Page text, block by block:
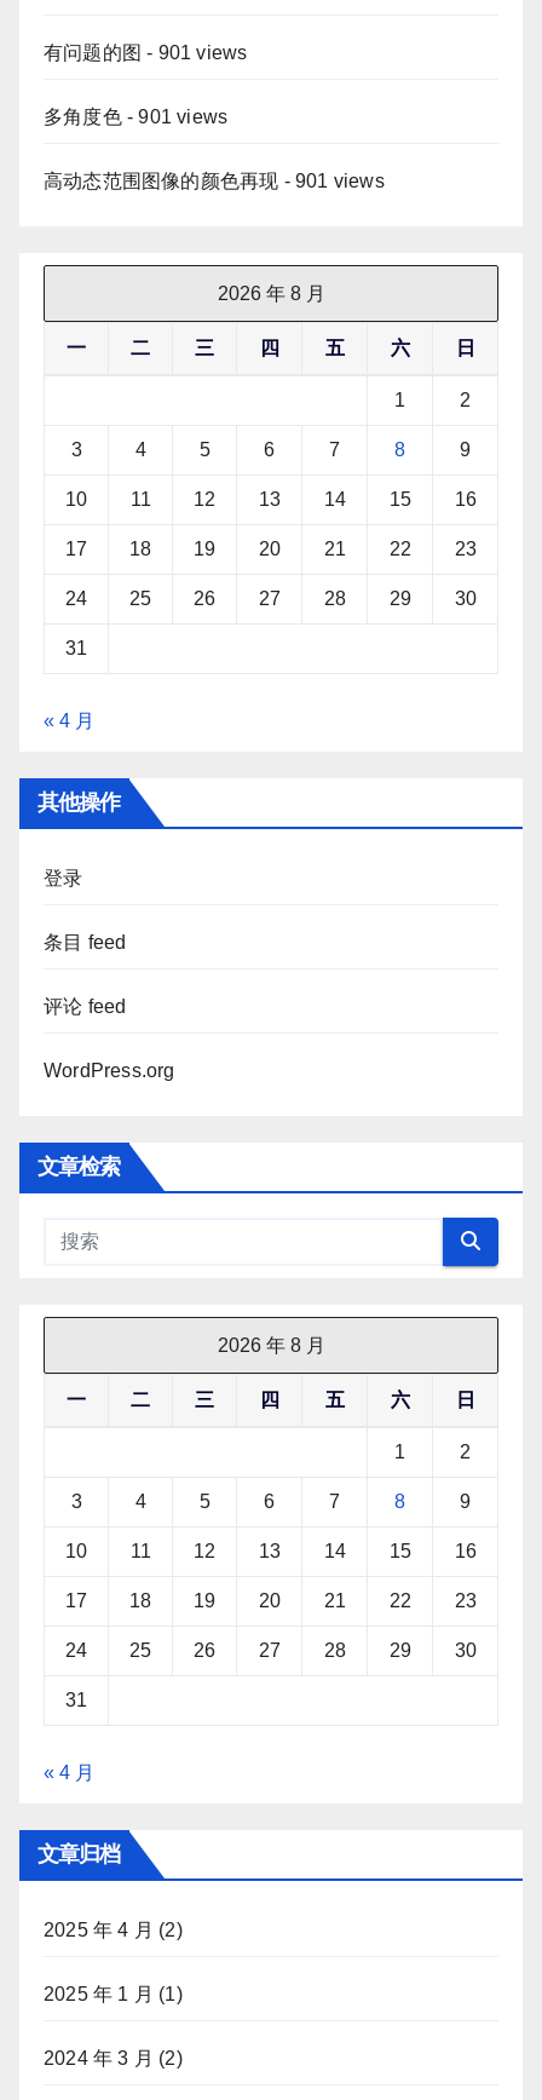
有问题的图 - 901 views
多角度色- 901 views
高动态范围图像的颜色再现 - 901 views
2026 年 8 月
一 二 三 四 五 六 日
1 2
3 4 5 6 7 8 9
10 11 12 13 14 15 16
17 18 19 20 21 22 23
24 25 26 27 28 29 30
31
« 4 月
其他操作
登录
条目 feed
评论 feed
WordPress.org
文章检索
2026 年 8 月
一 二 三 四 五 六 日
1 2
3 4 5 6 7 8 9
10 11 12 13 14 15 16
17 18 19 20 21 22 23
24 25 26 27 28 29 30
31
« 4 月
文章归档
2025 年 4 月 (2)
2025 年 1 月 (1)
2024 年 3 月 (2)